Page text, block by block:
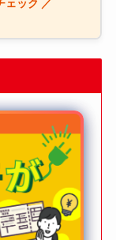
ェック ／